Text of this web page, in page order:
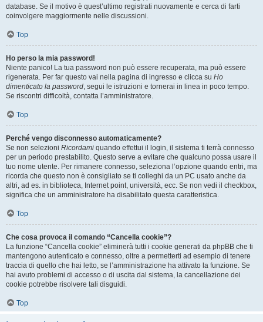
database. Se il motivo è quest’ultimo registrati nuovamente e cerca di farti
coinvolgere maggiormente nelle discussioni.
Top
Ho perso la mia password!
Niente panico! La tua password non può essere recuperata, ma può essere
rigenerata. Per far questo vai nella pagina di ingresso e clicca su Ho
dimenticato la password, segui le istruzioni e tornerai in linea in poco tempo.
Se riscontri difficoltà, contatta l’amministratore.
Top
Perché vengo disconnesso automaticamente?
Se non selezioni Ricordami quando effettui il login, il sistema ti terrà connesso
per un periodo prestabilito. Questo serve a evitare che qualcuno possa usare il
tuo nome utente. Per rimanere connesso, seleziona l’opzione quando entri, ma
ricorda che questo non è consigliato se ti colleghi da un PC usato anche da
altri, ad es. in biblioteca, Internet point, università, ecc. Se non vedi il checkbox,
significa che un amministratore ha disabilitato questa caratteristica.
Top
Che cosa provoca il comando “Cancella cookie”?
La funzione “Cancella cookie” eliminerà tutti i cookie generati da phpBB che ti
mantengono autenticato e connesso, oltre a permetterti ad esempio di tenere
traccia di quello che hai letto, se l’amministrazione ha attivato la funzione. Se
hai avuto problemi di accesso o di uscita dal sistema, la cancellazione dei
cookie potrebbe risolvere tali disguidi.
Top